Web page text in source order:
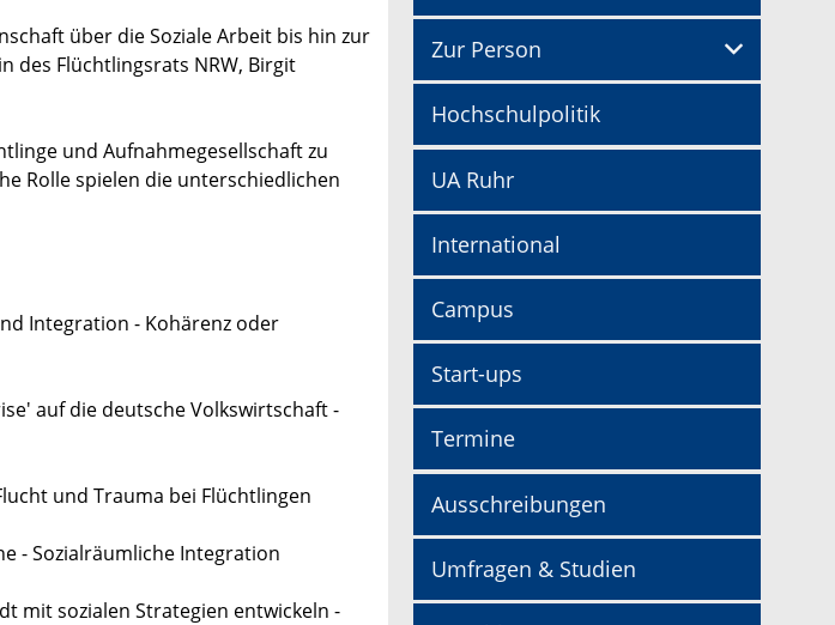
über die Soziale Arbeit bis hin zur
des Flüchtlingsrats NRW, Birgit
und Aufnahmegesellschaft zu
Rolle spielen die unterschiedlichen
Integration - Kohärenz oder
auf die deutsche Volkswirtschaft -
und Trauma bei Flüchtlingen
- Sozialräumliche Integration
mit sozialen Strategien entwickeln -
Zur Person
Hochschulpolitik
UA Ruhr
International
Campus
Start-ups
Termine
Ausschreibungen
Umfragen & Studien